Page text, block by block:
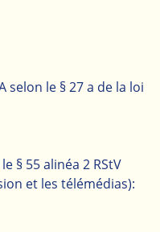
selon le § 27 a de la loi
§ 55 alinéa 2 RStV
et les télémédias):